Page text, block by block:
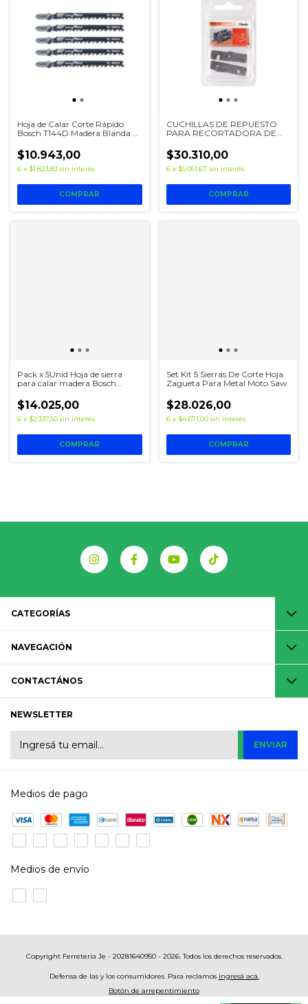
Hoja de Calar Corte Rápido
Bosch T144D Madera Blanda x
$10.943,00
6 x $1.823,83 sin interés
CUCHILLAS DE REPUESTO
PARA RECORTADORA DE
$30.310,00
6 x $5.051,67 sin interés
Pack x 5Unid Hoja de sierra
para calar madera Bosch
$14.025,00
6 x $2.337,50 sin interés
Set Kit 5 Sierras De Corte Hoja
Zagueta Para Metal Moto Saw
$28.026,00
6 x $4.671,00 sin interés
CATEGORÍAS
NAVEGACIÓN
CONTACTÁNOS
NEWSLETTER
Medios de pago
Medios de envío
Copyright Ferreteria Je - 20281640950 - 2026. Todos los derechos reservados.
Defensa de las y los consumidores. Para reclamos ingresá acá.
Botón de arrepentimiento